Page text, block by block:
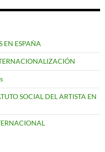
EN ESPAÑA
SOCIAL DEL ARTISTA EN